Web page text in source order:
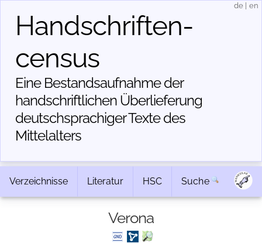
Handschriften­
census
Eine Bestandsaufnahme der
handschriftlichen Über­lieferung
deutschsprachiger Texte des
Mittelalters
de en
Verzeichnisse Literatur HSC Suche
Verona